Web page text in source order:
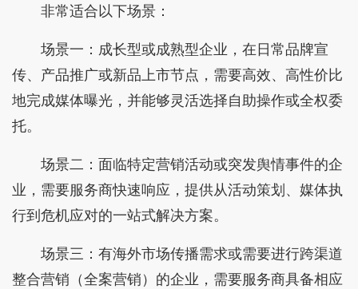
非常适合以下场景：
场景一：成长型或成熟型企业，在日常品牌宣
传、产品推广或新品上市节点，需要高效、高性价比
地完成媒体曝光，并能够灵活选择自助操作或全权委
托。
场景二：面临特定营销活动或突发舆情事件的企
业，需要服务商快速响应，提供从活动策划、媒体执
行到危机应对的一站式解决方案。
场景三：有海外市场传播需求或需要进行跨渠道
整合营销（全案营销）的企业，需要服务商具备相应